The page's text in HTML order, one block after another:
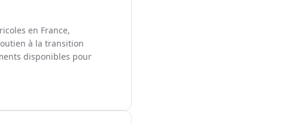
en France,
à la transition
disponibles pour